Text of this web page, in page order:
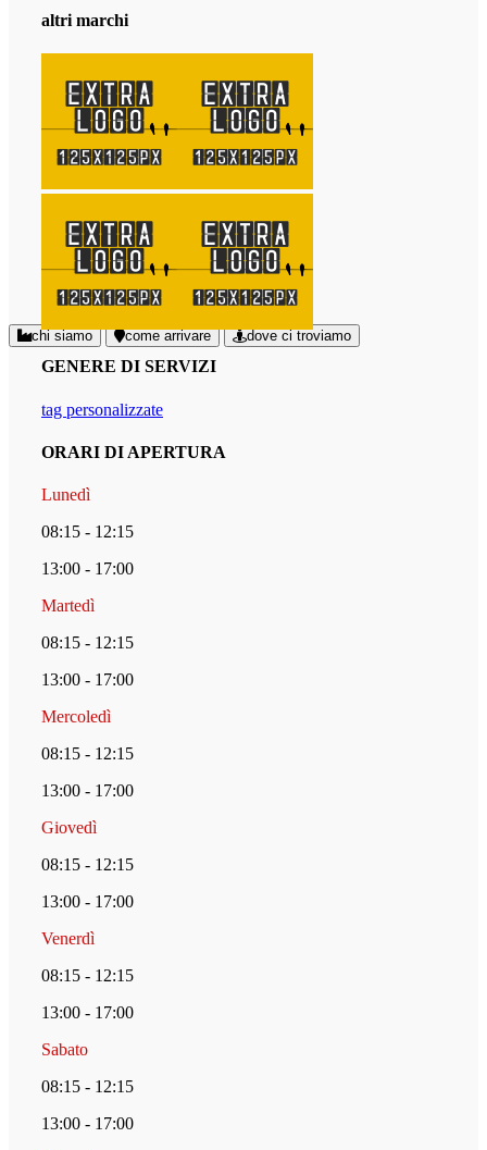
chi siamo come arrivare dove ci troviamo
altri marchi
GENERE DI SERVIZI
tag personalizzate
ORARI DI APERTURA
Lunedì
08:15 - 12:15
13:00 - 17:00
Martedì
08:15 - 12:15
13:00 - 17:00
Mercoledì
08:15 - 12:15
13:00 - 17:00
Giovedì
08:15 - 12:15
13:00 - 17:00
Venerdì
08:15 - 12:15
13:00 - 17:00
Sabato
08:15 - 12:15
13:00 - 17:00